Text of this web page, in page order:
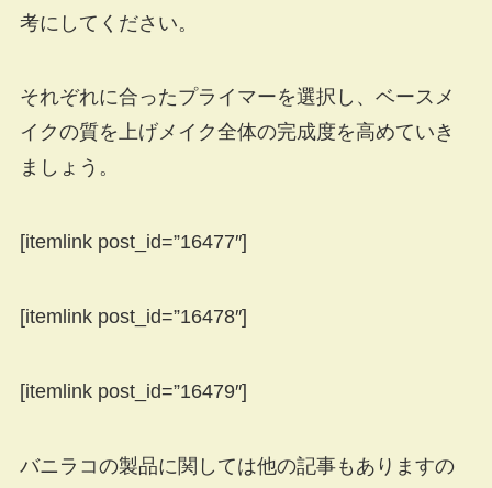
考にしてください。
それぞれに合ったプライマーを選択し、ベースメ
イクの質を上げメイク全体の完成度を高めていき
ましょう。
[itemlink post_id=”16477″]
[itemlink post_id=”16478″]
[itemlink post_id=”16479″]
バニラコの製品に関しては他の記事もありますの